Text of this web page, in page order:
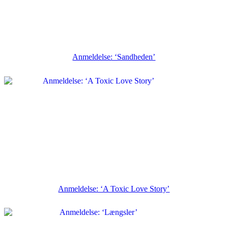
Anmeldelse: ‘Sandheden’
Anmeldelse: ‘A Toxic Love Story’